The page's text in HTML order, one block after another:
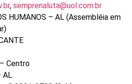
, semprenaluta@uol.com.br
HUMANOS – AL (Assembléia em
Centro
AL